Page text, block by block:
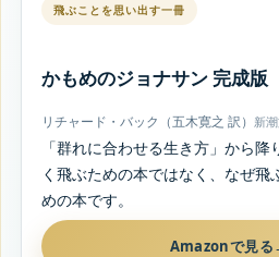
飛ぶことを思い出す一冊
かもめのジョナサン 完成版
リチャード・バック（五木寛之 訳） 新
「群れに合わせる生き方」から
く飛ぶための本ではなく、なぜ飛
めの本です。
Amazonで見る